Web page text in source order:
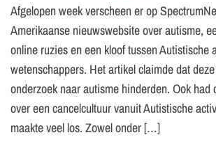
Afgelopen week verscheen er op
Amerikaanse nieuwswebsite over autisme,
online ruzies en een kloof tussen Autistische
wetenschappers. Het artikel claimde dat
onderzoek naar autisme hinderden. Ook had
over een cancelcultuur vanuit Autistische
maakte veel los. Zowel onder […]